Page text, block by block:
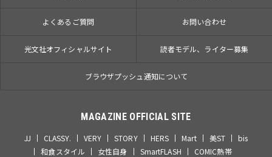
よくあるご質問 お問い合わせ
光文社オフィシャルサイト 読者モデル、ライター募集
ブラウザプッシュ通知について
MAGAZINE OFFICIAL SITE
JJ CLASSY. VERY STORY HERS Mart 美ST
bis
和食スタイル
女性自身 SmartFLASH COMIC熱帯